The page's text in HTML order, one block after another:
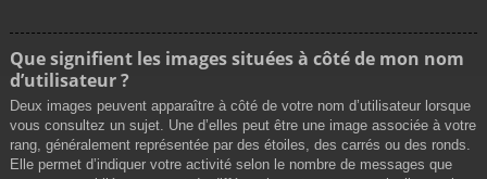
Que signifient les images situées à côté de mon nom
d’utilisateur ?
Deux images peuvent apparaître à côté de votre nom d’utilisateur lorsque
vous consultez un sujet. Une d’elles peut être une image associée à votre
rang, généralement représentée par des étoiles, des carrés ou des ronds.
Elle permet d’indiquer votre activité selon le nombre de messages que